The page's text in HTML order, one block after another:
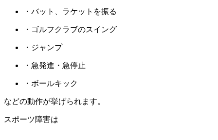
・バット、ラケットを振る
・ゴルフクラブのスイング
・ジャンプ
・急発進・急停止
・ボールキック
などの動作が挙げられます。
スポーツ障害は